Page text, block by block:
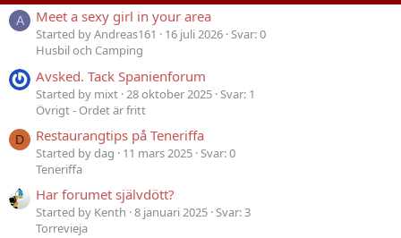
A Meet a sexy girl in your area
Started by Andreas161 16 juli 2026 Svar: 0
Husbil och Camping
Avsked. Tack Spanienforum
Started by mixt 28 oktober 2025 Svar: 1
Övrigt - Ordet är fritt
D Restaurangtips på Teneriffa
Started by dag 11 mars 2025 Svar: 0
Teneriffa
Har forumet självdött?
Started by Kenth 8 januari 2025 Svar: 3
Torrevieja